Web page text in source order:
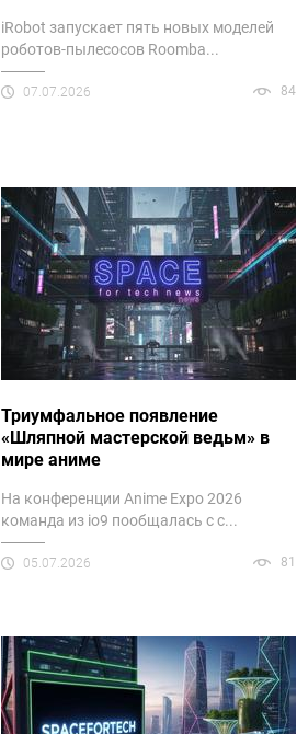
iRobot запускает пять новых моделей
роботов-пылесосов Roomba...
07.07.2026 84
Триумфальное появление
«Шляпной мастерской ведьм» в
мире аниме
На конференции Anime Expo 2026
команда из io9 пообщалась с с...
05.07.2026 81